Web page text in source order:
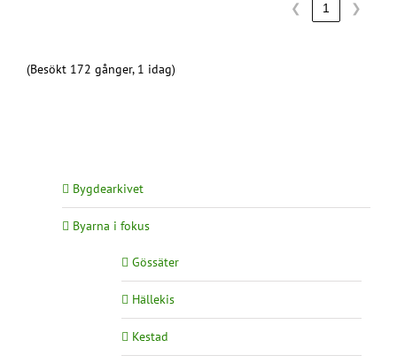
❮ 1 ❯
(Besökt 172 gånger, 1 idag)
Bygdearkivet
Byarna i fokus
Gössäter
Hällekis
Kestad